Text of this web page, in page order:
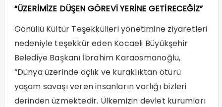
“ÜZERİMİZE DÜŞEN GÖREVİ YERİNE GETİRECEĞİZ”
Gönüllü Kültür Teşekkülleri yönetimine ziyaretleri
nedeniyle teşekkür eden Kocaeli Büyükşehir
Belediye Başkanı İbrahim Karaosmanoğlu,
“Dünya üzerinde açlık ve kuraklıktan ötürü
yaşam savaşı veren insanların varlığı bizleri
derinden üzmektedir. Ülkemizin devlet kurumları